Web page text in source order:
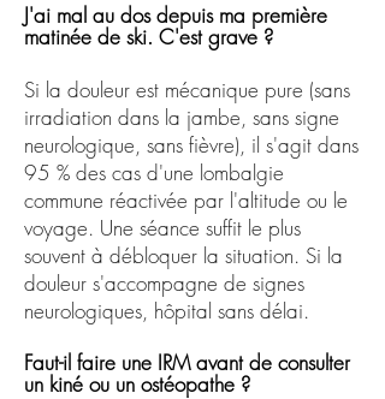
J'ai mal au dos depuis ma première
matinée de ski. C'est grave ?
Si la douleur est mécanique pure (sans
irradiation dans la jambe, sans signe
neurologique, sans fièvre), il s'agit dans
95 % des cas d'une lombalgie
commune réactivée par l'altitude ou le
voyage. Une séance suffit le plus
souvent à débloquer la situation. Si la
douleur s'accompagne de signes
neurologiques, hôpital sans délai.
Faut-il faire une IRM avant de consulter
un kiné ou un ostéopathe ?